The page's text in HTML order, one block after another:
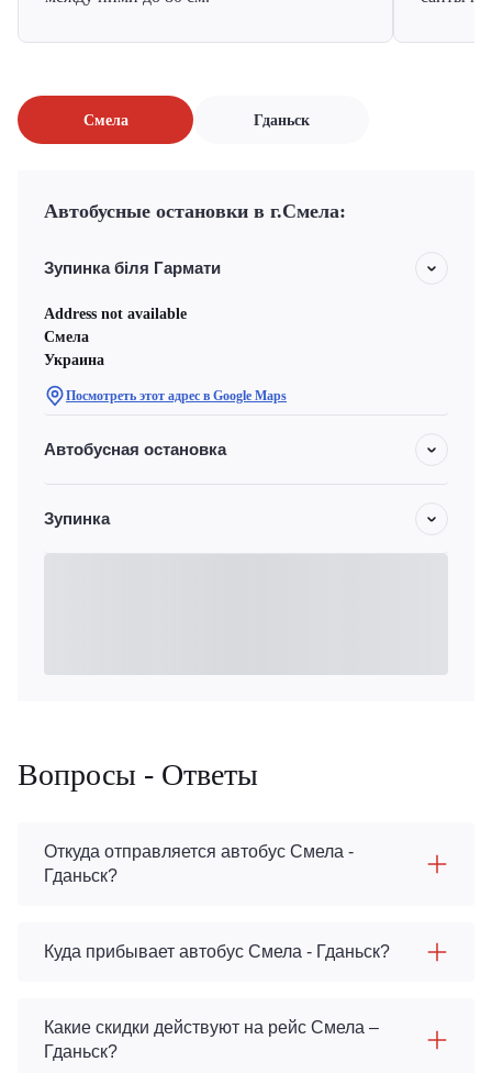
Смела Гданьск
Автобусные остановки в г.Смела:
Зупинка біля Гармати
Address not available
Смела
Украина
Посмотреть этот адрес в Google Maps
Автобусная остановка
Зупинка
Вопросы - Ответы
Откуда отправляется автобус Смела -
Гданьск?
Куда прибывает автобус Смела - Гданьск?
Какие скидки действуют на рейс Смела –
Гданьск?